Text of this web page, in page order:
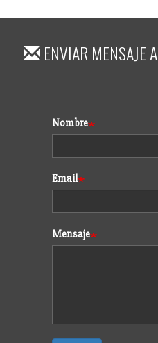
ENVIAR MENSAJE A
Formulario
Nombre
Email
Mensaje